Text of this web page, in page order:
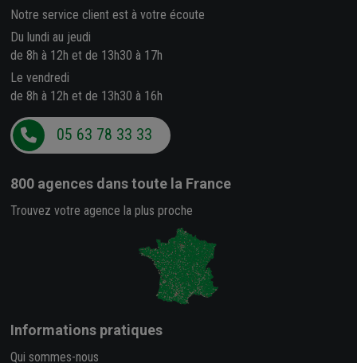
Notre service client est à votre écoute
Du lundi au jeudi
de 8h à 12h et de 13h30 à 17h
Le vendredi
de 8h à 12h et de 13h30 à 16h
05 63 78 33 33
800 agences dans toute la France
Trouvez votre agence la plus proche
Informations pratiques
Qui sommes-nous